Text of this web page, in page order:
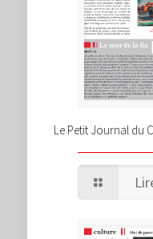
Le Petit Journal du